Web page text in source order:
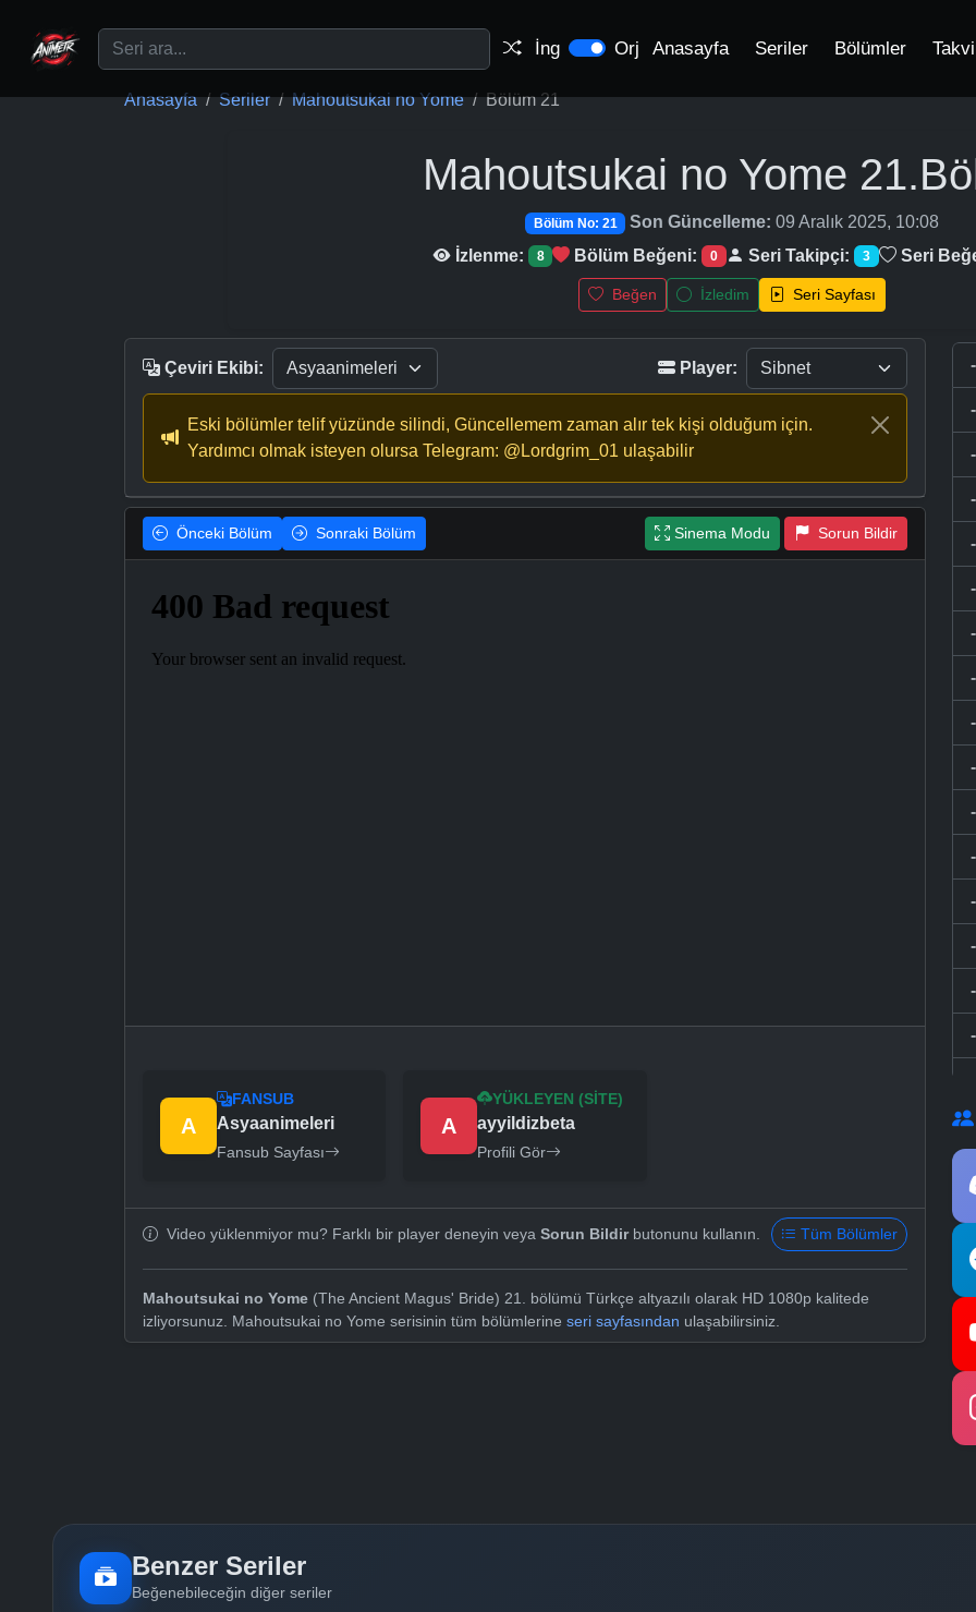
İng Orj Anasayfa Seriler Bölümler
Anasayfa Seriler Mahoutsukai no Yome Bölüm 21
Mahoutsukai no Yome
Bölüm No: 21 Son Güncelleme: 09 Aralık 2025, 10:08
İzlenme:
8 Bölüm Beğeni: 0 Seri Takipçi: 3 Seri
Beğen İzledim Seri Sayfası
Çeviri Ekibi: Player:
Eski bölümler telif yüzünde silindi, Güncellemem zaman alır tek kişi olduğum için.
Yardımcı olmak isteyen olursa Telegram: @Lordgrim_01 ulaşabilir
Önceki Bölüm Sonraki Bölüm Sinema Modu Sorun Bildir
A
FANSUB
Asyaanimeleri
Fansub Sayfası
A
YÜKLEYEN (SITE)
ayyildizbeta
Profili Gör
Video yüklenmiyor mu? Farklı bir player deneyin veya Sorun Bildirbutonunu kullanın. Tüm Bölümler
Mahoutsukai no Yome (The Ancient Magus' Bride) 21. bölümü Türkçe altyazılı olarak HD 1080p kalitede
izliyorsunuz. Mahoutsukai no Yome serisinin tüm bölümlerine seri sayfasından ulaşabilirsiniz.
Benzer Seriler
Beğenebileceğin diğer seriler